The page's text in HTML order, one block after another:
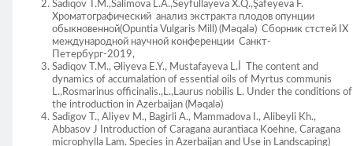
Sadıqov T.M.,Salimova L.A.,Seyfullayeva X.Q.,Şafeyeva F.
Хроматографический анализ экстракта плодов опунции
обыкновенной(Opuntia Vulgaris Mill) (Məqalə) Cборник стстей IX
международной научной конференции Санкт-
Петербург-2019,
Sadiqov T.M., Əliyeva E.Y., Mustafayeva L.İ The content and
dynamics of accumalation of essential oils of Myrtus communis
L.,Rosmarinus officinalis.,L.,Laurus nobilis L. Under the conditions of
the introduction in Azerbaijan (Məqalə)
Sadigov T., Aliyev M., Bagirli A., Mammadova I., Alibeyli Kh.,
Abbasov J Introduction of Caragana aurantiaca Koehne, Caragana
microphylla Lam. Species in Azerbaijan and Use in Landscaping)